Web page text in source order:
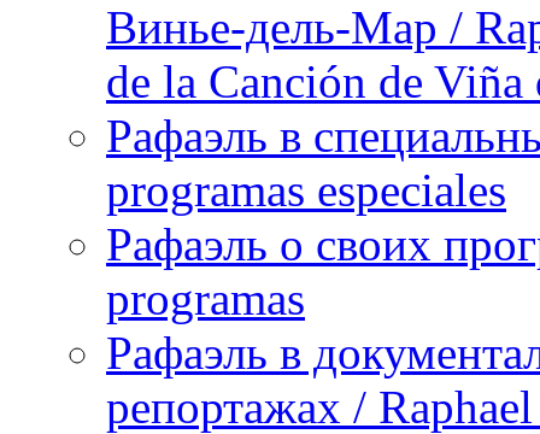
Винье-дель-Мар /
de la Canción de
Рафаэль в
programas especiales
Рафаэль о своих
programas
Рафаэль в
репортажах /